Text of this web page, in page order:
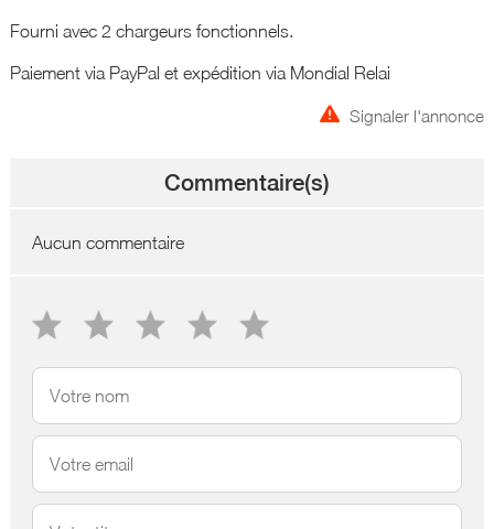
Fourni avec 2 chargeurs fonctionnels.
Paiement via PayPal et expédition via Mondial Relai
Signaler l'annonce
Commentaire(s)
Aucun commentaire